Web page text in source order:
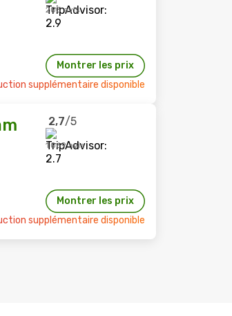
203 avis
Montrer les prix
supplémentaire disponible
2,7/5
1 069 avis
Montrer les prix
supplémentaire disponible